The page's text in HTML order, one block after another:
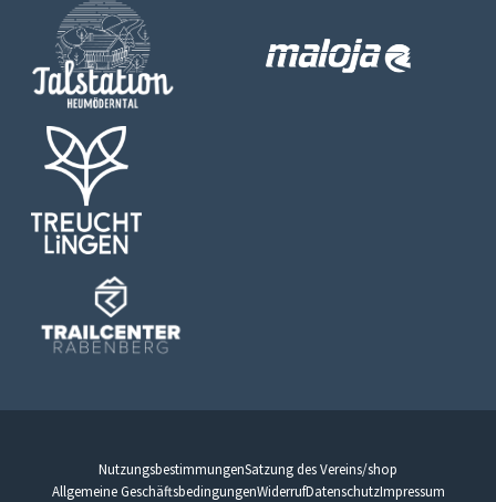
NutzungsbestimmungenSatzung des Vereins/shop
Allgemeine GeschäftsbedingungenWiderrufDatenschutzImpressum